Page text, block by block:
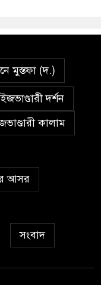
মুস্তফা (দ.)
দর্শন
কালাম
আসর
সংবাদ